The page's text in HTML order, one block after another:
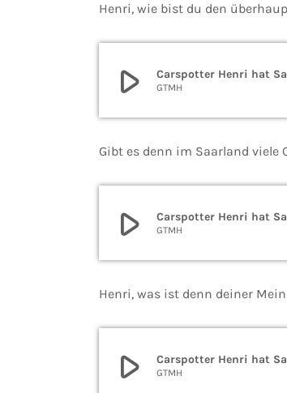
Henri, wie bist du den
play_arrow Carspotter Henri hat
GTMH
Gibt es denn im Saarland viele
play_arrow Carspotter Henri hat
GTMH
Henri, was ist denn deiner
play_arrow Carspotter Henri hat
GTMH